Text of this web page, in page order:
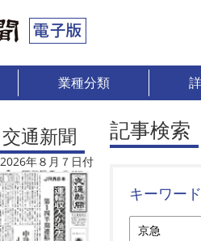
業種分類
通新聞
2026年８月７日付
記事検索
キーワー